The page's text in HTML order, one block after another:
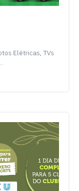
Elétricas, TVs